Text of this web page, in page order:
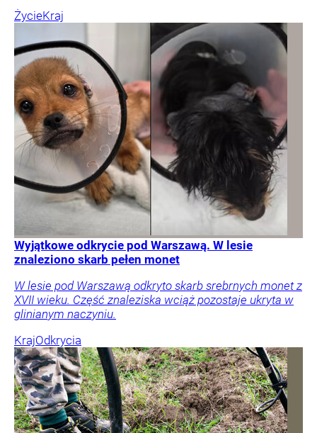
ŻycieKraj
Wyjątkowe odkrycie pod Warszawą. W lesie
znaleziono skarb pełen monet
W lesie pod Warszawą odkryto skarb srebrnych monet z
XVII wieku. Część znaleziska wciąż pozostaje ukryta w
glinianym naczyniu.
KrajOdkrycia